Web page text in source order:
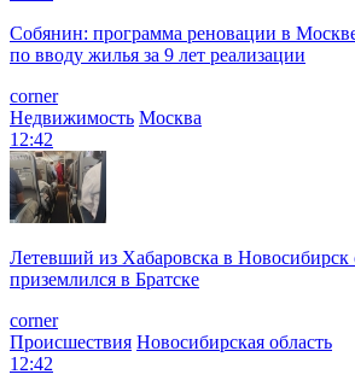
Собянин: программа реновации в
по вводу жилья за 9 лет реализации
corner
Недвижимость Москва
12:42
Летевший из Хабаровска в Новосибирск
приземлился в Братске
corner
Происшествия Новосибирская область
12:42